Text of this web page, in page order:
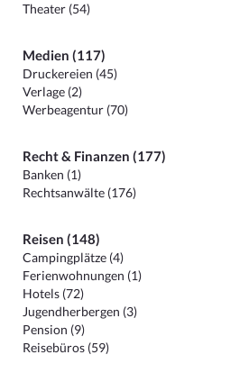
Theater (54)
Medien (117)
Druckereien (45)
Verlage (2)
Werbeagentur (70)
Recht & Finanzen (177)
Banken (1)
Rechtsanwälte (176)
Reisen (148)
Campingplätze (4)
Ferienwohnungen (1)
Hotels (72)
Jugendherbergen (3)
Pension (9)
Reisebüros (59)